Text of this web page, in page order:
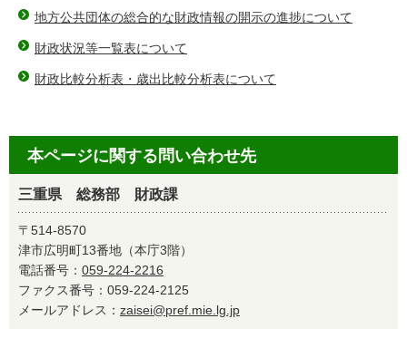
地方公共団体の総合的な財政情報の開示の進捗について
財政状況等一覧表について
財政比較分析表・歳出比較分析表について
本ページに関する問い合わせ先
三重県 総務部 財政課
〒514-8570
津市広明町13番地（本庁3階）
電話番号： 059-224-2216
ファクス番号：059-224-2125
メールアドレス： zaisei@pref.mie.lg.jp